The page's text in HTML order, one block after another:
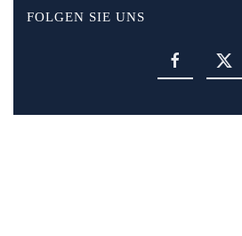
FOLGEN SIE UNS